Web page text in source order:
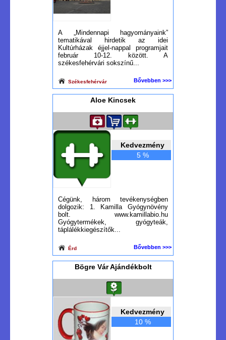
A „Mindennapi hagyományaink”
tematikával hirdetik az idei
Kultúrházak éjjel-nappal programjait
február 10-12. között. A
székesfehérvári sokszínű...
Székesfehérvár Bővebben >>>
Aloe Kincsek
Kedvezmény
5 %
Cégünk, három tevékenységben
dolgozik: 1. Kamilla Gyógynövény
bolt. www.kamillabio.hu
Gyógytermékek, gyógyteák,
táplálékkiegészítők...
Érd Bővebben >>>
Bögre Vár Ajándékbolt
Kedvezmény
10 %